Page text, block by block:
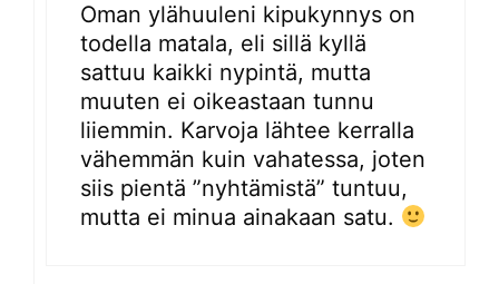
Oman ylähuuleni kipukynnys on
todella matala, eli sillä kyllä
sattuu kaikki nypintä, mutta
muuten ei oikeastaan tunnu
liiemmin. Karvoja lähtee kerralla
vähemmän kuin vahatessa, joten
siis pientä ”nyhtämistä” tuntuu,
mutta ei minua ainakaan satu.